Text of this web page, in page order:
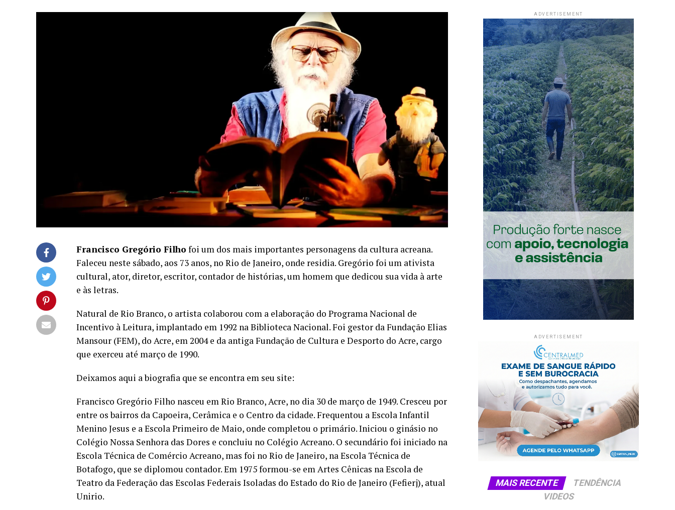
Francisco Gregório Filho foi um dos mais importantes personagens da cultura acreana.
Faleceu neste sábado, aos 73 anos, no Rio de Janeiro, onde residia. Gregório foi um ativista
cultural, ator, diretor, escritor, contador de histórias, um homem que dedicou sua vida à arte
e às letras.
Natural de Rio Branco, o artista colaborou com a elaboração do Programa Nacional de
Incentivo à Leitura, implantado em 1992 na Biblioteca Nacional. Foi gestor da Fundação Elias
Mansour (FEM), do Acre, em 2004 e da antiga Fundação de Cultura e Desporto do Acre, cargo
que exerceu até março de 1990.
Deixamos aqui a biografia que se encontra em seu site:
Francisco Gregório Filho nasceu em Rio Branco, Acre, no dia 30 de março de 1949. Cresceu por
entre os bairros da Capoeira, Cerâmica e o Centro da cidade. Frequentou a Escola Infantil
Menino Jesus e a Escola Primeiro de Maio, onde completou o primário. Iniciou o ginásio no
Colégio Nossa Senhora das Dores e concluiu no Colégio Acreano. O secundário foi iniciado na
Escola Técnica de Comércio Acreano, mas foi no Rio de Janeiro, na Escola Técnica de
Botafogo, que se diplomou contador. Em 1975 formou-se em Artes Cênicas na Escola de
Teatro da Federação das Escolas Federais Isoladas do Estado do Rio de Janeiro (Fefierj), atual
Unirio.
ADVERTISEMENT
ADVERTISEMENT
MAIS RECENTE
TENDÊNCIA
VIDEOS